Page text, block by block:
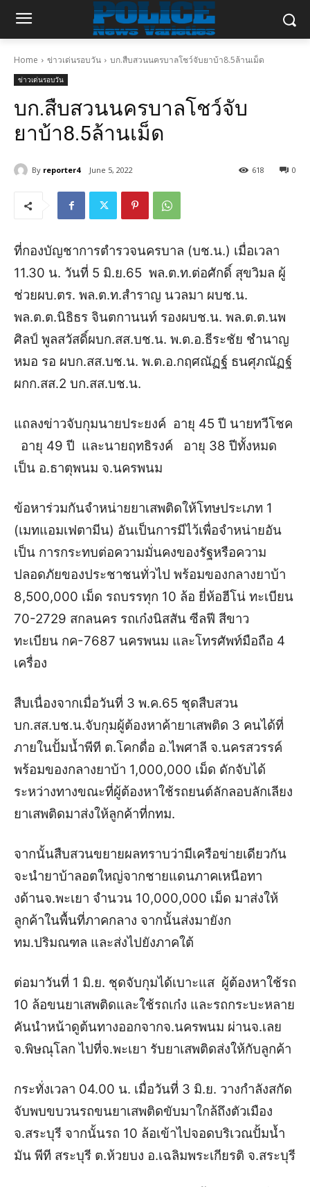
Home ข่าวเด่นรอบวัน บก.สืบสวนนครบาลโชว์จับยาบ้า8.5ล้านเม็ด
ข่าวเด่นรอบวัน
บก.สืบสวนนครบาลโชว์จับ
ยาบ้า8.5ล้านเม็ด
By reporter4 June 5, 2022 0
618
ที่กองบัญชาการตำรวจนครบาล (บช.น.) เมื่อเวลา
11.30 น. วันที่ 5 มิ.ย.65 พล.ต.ท.ต่อศักดิ์ สุขวิมล ผู้
ช่วยผบ.ตร. พล.ต.ท.สำราญ นวลมา ผบช.น.
พล.ต.ต.นิธิธร จินตกานนท์ รองผบช.น. พล.ต.ต.นพ
ศิลป์ พูลสวัสดิ์ผบก.สส.บช.น. พ.ต.อ.ธีระชัย ชำนาญ
หมอ รอ ผบก.สส.บช.น. พ.ต.อ.กฤศณัฏฐ์ ธนศุภณัฏฐ์
ผกก.สส.2 บก.สส.บช.น.
แถลงข่าวจับกุมนายประยงค์ อายุ 45 ปี นายทวีโชค
อายุ 49 ปี และนายฤทธิรงค์ อายุ 38 ปีทั้งหมด
เป็น อ.ธาตุพนม จ.นครพนม
ข้อหาร่วมกันจำหน่ายยาเสพติดให้โทษประเภท 1
(เมทแอมเฟตามีน) อันเป็นการมีไว้เพื่อจำหน่ายอัน
เป็น การกระทบต่อความมั่นคงของรัฐหรือความ
ปลอดภัยของประชาชนทั่วไป พร้อมของกลางยาบ้า
8,500,000 เม็ด รถบรรทุก 10 ล้อ ยี่ห้อฮีโน่ ทะเบียน
70-2729 สกลนคร รถเก๋งนิสสัน ซีลฟี สีขาว
ทะเบียน กค-7687 นครพนม และโทรศัพท์มือถือ 4
เครื่อง
สืบเนื่องจากเมื่อวันที่ 3 พ.ค.65 ชุดสืบสวน
บก.สส.บช.น.จับกุมผู้ต้องหาค้ายาเสพติด 3 คนได้ที่
ภายในปั้มน้ำพีที ต.โคกดื่อ อ.ไพศาลี จ.นครสวรรค์
พร้อมของกลางยาบ้า 1,000,000 เม็ด ดักจับได้
ระหว่างทางขณะที่ผู้ต้องหาใช้รถยนต์ลักลอบลักเลียง
ยาเสพติดมาส่งให้ลูกค้าที่กทม.
จากนั้นสืบสวนขยายผลทราบว่ามีเครือข่ายเดียวกัน
จะนำยาบ้าลอตใหญ่จากชายแดนภาคเหนือทา
งด้านจ.พะเยา จำนวน 10,000,000 เม็ด มาส่งให้
ลูกค้าในพื้นที่ภาคกลาง จากนั้นส่งมายังก
ทม.ปริมณฑล และส่งไปยังภาคใต้
ต่อมาวันที่ 1 มิ.ย. ชุดจับกุมได้เบาะแส ผู้ต้องหาใช้รถ
10 ล้อขนยาเสพติดและใช้รถเก๋ง และรถกระบะหลาย
คันนำหน้าดูต้นทางออกจากจ.นครพนม ผ่านจ.เลย
จ.พิษณุโลก ไปที่จ.พะเยา รับยาเสพติดส่งให้กับลูกค้า
กระทั่งเวลา 04.00 น. เมื่อวันที่ 3 มิ.ย. วางกำลังสกัด
จับพบขบวนรถขนยาเสพติดขับมาใกล้ถึงตัวเมือง
จ.สระบุรี จากนั้นรถ 10 ล้อเข้าไปจอดบริเวณปั้มน้ำ
มัน พีที สระบุรี ต.ห้วยบง อ.เฉลิมพระเกียรติ จ.สระบุรี